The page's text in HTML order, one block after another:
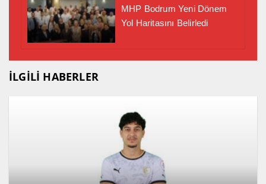
MHP Bodrum Yeni Dönem
Yol Haritasını Belirledi
İLGİLİ HABERLER